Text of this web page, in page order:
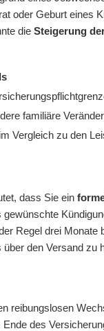
oder Geburt eines
die Steigerung
familiäre
Vergleich zu den
dass Sie ein
Regel drei
den Versand zu
reibungslosen
Ende des